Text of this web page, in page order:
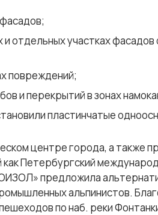
отдельных участках
повреждений;
и перекрытий в зонах
пластинчатые
центре города, а также
Петербургский
предложила
альпинистов.
по наб. реки